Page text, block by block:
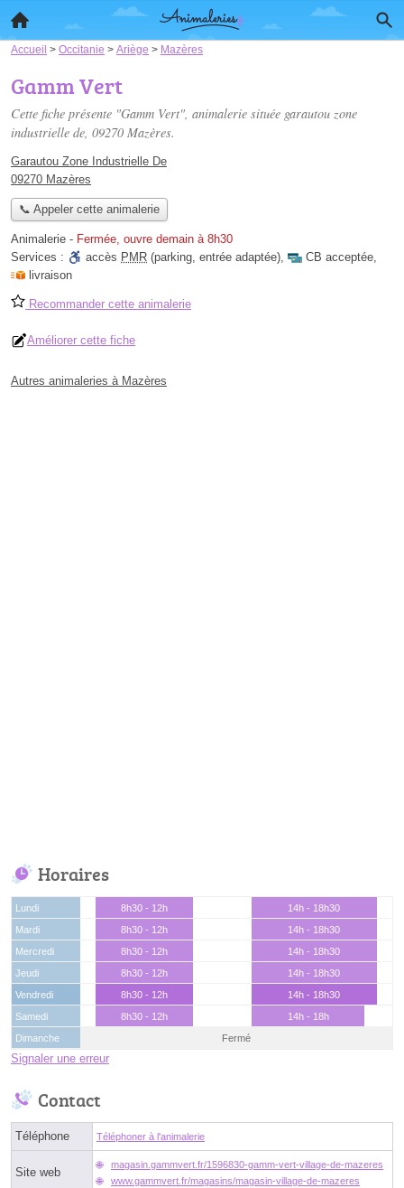
Accueil > Occitanie > Ariège > Mazères
Gamm Vert
Cette fiche présente "Gamm Vert", animalerie située garautou zone
industrielle de, 09270 Mazères.
Garautou Zone Industrielle De
09270 Mazères
📞 Appeler cette animalerie
Animalerie - Fermée, ouvre demain à 8h30
Services :
accès PMR (parking, entrée adaptée), CB acceptée,
livraison
Recommander cette animalerie
Améliorer cette fiche
Autres animaleries à Mazères
Horaires
Lundi 8h30 - 12h
14h - 18h30
Mardi
8h30 - 12h
14h - 18h30
Mercredi
8h30 - 12h
14h - 18h30
Jeudi
8h30 - 12h
14h - 18h30
Vendredi
8h30 - 12h
14h - 18h30
Samedi
8h30 - 12h
14h - 18h
Dimanche
Fermé
Signaler une erreur
Contact
Téléphone Téléphoner à l'animalerie
Site web
magasin.gammvert.fr/1596830-gamm-vert-village-de-mazeres
www.gammvert.fr/magasins/magasin-village-de-mazeres